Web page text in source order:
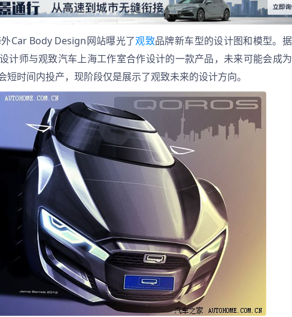
Car Body Design网站曝光了观致品牌新车型的设计图和模型。
计师与观致汽车上海工作室合作设计的一款产品，未来可能会成
短时间内投产，现阶段仅是展示了观致未来的设计方向。